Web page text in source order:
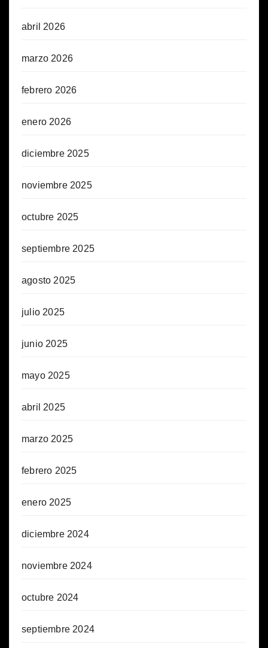
abril 2026
marzo 2026
febrero 2026
enero 2026
diciembre 2025
noviembre 2025
octubre 2025
septiembre 2025
agosto 2025
julio 2025
junio 2025
mayo 2025
abril 2025
marzo 2025
febrero 2025
enero 2025
diciembre 2024
noviembre 2024
octubre 2024
septiembre 2024